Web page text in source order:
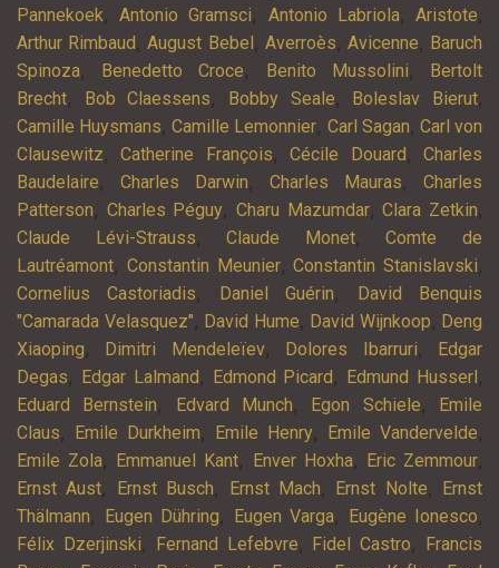
Pannekoek,Antonio Gramsci, Antonio Labriola,Aristote,
Arthur Rimbaud ,August Bebel , Averroès, Avicenne, Baruch
Spinoza, Benedetto Croce, Benito Mussolini,
Bertolt
Brecht, Bob Claessens, Bobby Seale, Boleslav Bierut,
Camille Huysmans,Camille Lemonnier, Carl Sagan, Carl von
Clausewitz,Catherine François,Cécile Douard ,Charles
Baudelaire, Charles Darwin, Charles Mauras, Charles
Patterson, Charles Péguy,Charu Mazumdar,Clara Zetkin,
Claude Lévi-Strauss,Claude Monet,Comte de
Lautréamont, Constantin Meunier,Constantin Stanislavski,
Cornelius Castoriadis, Daniel Guérin,
David Benquis
"Camarada Velasquez", David Hume, David Wijnkoop, Deng
Xiaoping, Dimitri Mendeleïev, Dolores Ibarruri,
Edgar
Degas, Edgar Lalmand , Edmond Picard , Edmund Husserl ,
Eduard Bernstein, Edvard Munch, Egon Schiele,
Emile
Claus, Emile Durkheim, Emile Henry, Emile Vandervelde,
Emile Zola, Emmanuel Kant, Enver Hoxha, Eric Zemmour,
Ernst Aust, Ernst Busch, Ernst Mach, Ernst Nolte,
Ernst
Thälmann, Eugen Dühring, Eugen Varga, Eugène Ionesco,
Félix Dzerjinski, Fernand Lefebvre, Fidel Castro,
Francis